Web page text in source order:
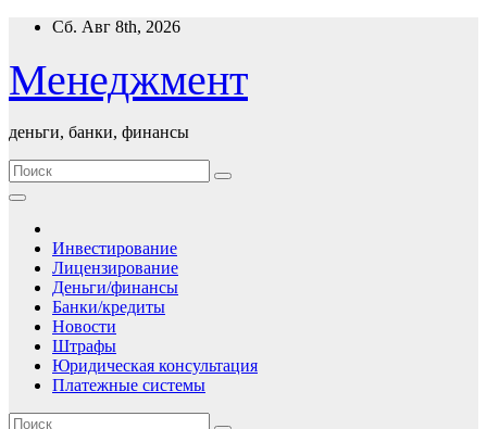
Перейти
содержимому
Сб. Авг 8th, 2026
Менеджмент
деньги, банки, финансы
Инвестирование
Лицензирование
Деньги/финансы
Банки/кредиты
Новости
Штрафы
Юридическая консультация
Платежные системы